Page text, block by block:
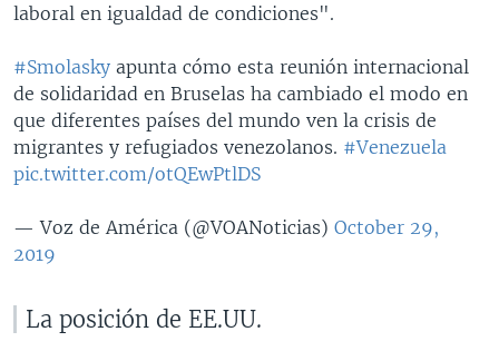
laboral en igualdad de condiciones".
#Smolasky apunta cómo esta reunión internacional
de solidaridad en Bruselas ha cambiado el modo en
que diferentes países del mundo ven la crisis de
migrantes y refugiados venezolanos. #Venezuela
pic.twitter.com/otQEwPtlDS
— Voz de América (@VOANoticias) October 29,
2019
La posición de EE.UU.